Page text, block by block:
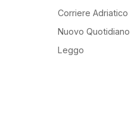
Corriere Adriatico
Nuovo Quotidiano
Leggo